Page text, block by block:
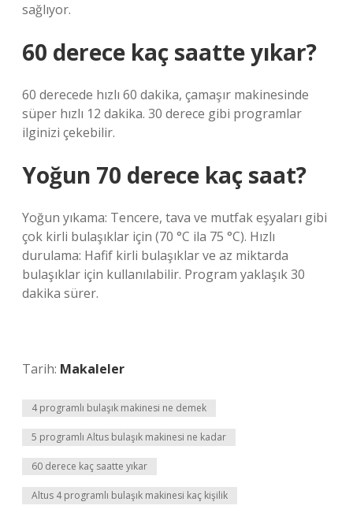
sağlıyor.
60 derece kaç saatte yıkar?
60 derecede hızlı 60 dakika, çamaşır makinesinde
süper hızlı 12 dakika. 30 derece gibi programlar
ilginizi çekebilir.
Yoğun 70 derece kaç saat?
Yoğun yıkama: Tencere, tava ve mutfak eşyaları gibi
çok kirli bulaşıklar için (70 °C ila 75 °C). Hızlı
durulama: Hafif kirli bulaşıklar ve az miktarda
bulaşıklar için kullanılabilir. Program yaklaşık 30
dakika sürer.
Tarih: Makaleler
4 programlı bulaşık makinesi ne demek
5 programlı Altus bulaşık makinesi ne kadar
60 derece kaç saatte yıkar
Altus 4 programlı bulaşık makinesi kaç kişilik